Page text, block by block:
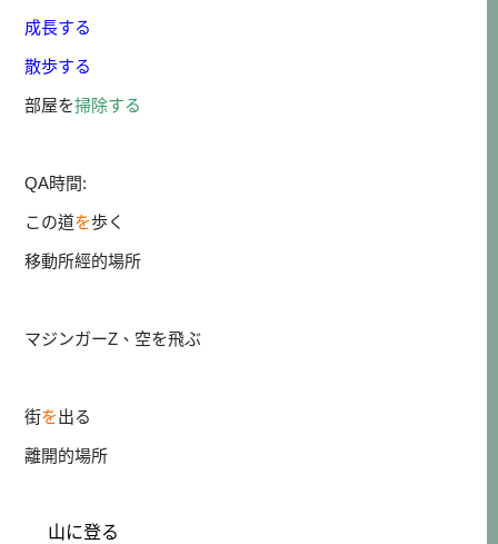
成長する
散歩する
部屋を掃除する
QA時間:
この道を歩く
移動所經的場所
マジンガーZ、空を飛ぶ
街を出る
離開的場所
山に登る